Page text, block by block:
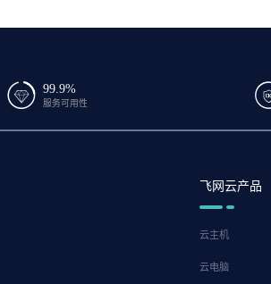
99.9%
服务可用性
飞网云产品
云主机
云电脑